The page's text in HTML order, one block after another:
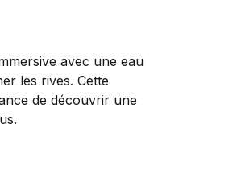
avec une eau
les rives. Cette
de découvrir une